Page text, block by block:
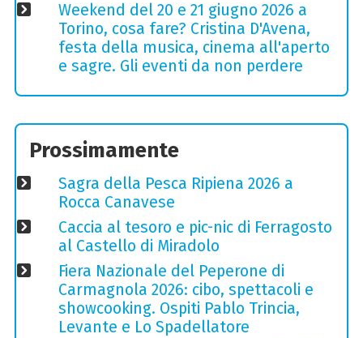
Weekend del 20 e 21 giugno 2026 a
Torino, cosa fare? Cristina D'Avena,
festa della musica, cinema all'aperto
e sagre. Gli eventi da non perdere
Prossimamente
Sagra della Pesca Ripiena 2026 a
Rocca Canavese
Caccia al tesoro e pic-nic di Ferragosto
al Castello di Miradolo
Fiera Nazionale del Peperone di
Carmagnola 2026: cibo, spettacoli e
showcooking. Ospiti Pablo Trincia,
Levante e Lo Spadellatore